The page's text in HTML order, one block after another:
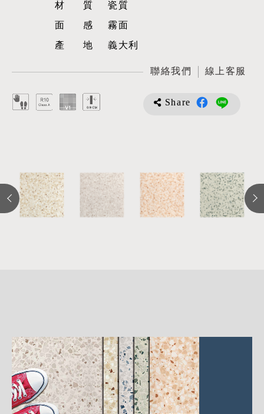
材質瓷質
面感霧面
產地義大利
聯絡我們 線上客服
Share
介
紹